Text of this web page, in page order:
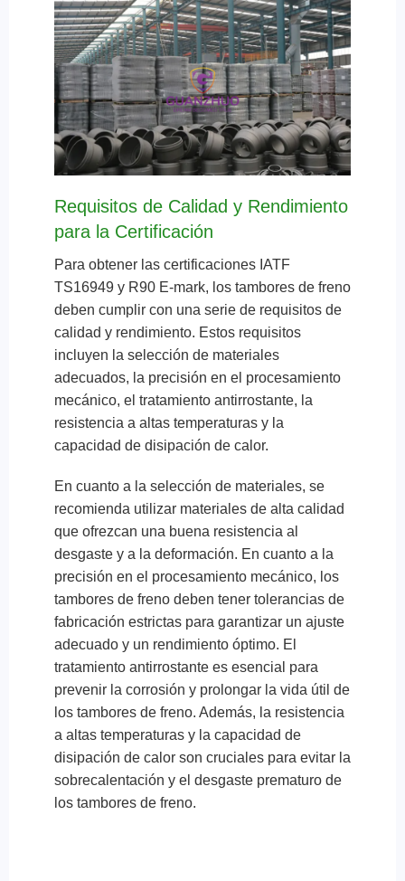
Requisitos de Calidad y Rendimiento
para la Certificación
Para obtener las certificaciones IATF
TS16949 y R90 E-mark, los tambores de freno
deben cumplir con una serie de requisitos de
calidad y rendimiento. Estos requisitos
incluyen la selección de materiales
adecuados, la precisión en el procesamiento
mecánico, el tratamiento antirrostante, la
resistencia a altas temperaturas y la
capacidad de disipación de calor.
En cuanto a la selección de materiales, se
recomienda utilizar materiales de alta calidad
que ofrezcan una buena resistencia al
desgaste y a la deformación. En cuanto a la
precisión en el procesamiento mecánico, los
tambores de freno deben tener tolerancias de
fabricación estrictas para garantizar un ajuste
adecuado y un rendimiento óptimo. El
tratamiento antirrostante es esencial para
prevenir la corrosión y prolongar la vida útil de
los tambores de freno. Además, la resistencia
a altas temperaturas y la capacidad de
disipación de calor son cruciales para evitar la
sobrecalentación y el desgaste prematuro de
los tambores de freno.